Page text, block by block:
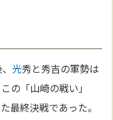
光秀と秀吉の軍勢は
の「山崎の戦い」
最終決戦であった。